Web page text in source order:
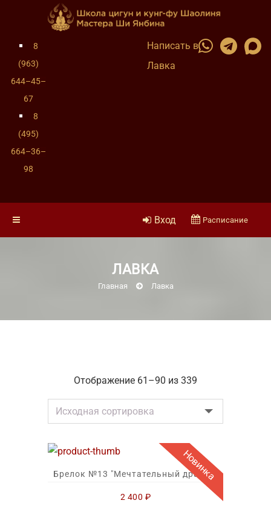
8
(963)
644–45–
67
8
(495)
664–36–
98
Написать в
Лавка
Вход Расписание
ЛАВКА
Главная Лавка
Отображение 61–90 из 339
Новинка
Брелок №13 "Мечтательный дракон"
2 400 ₽